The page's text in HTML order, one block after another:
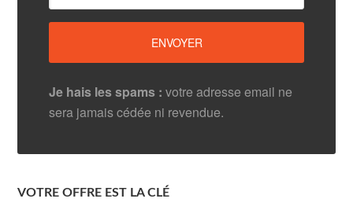
Je hais les spams : votre adresse email ne
sera jamais cédée ni revendue.
VOTRE OFFRE EST LA CLÉ